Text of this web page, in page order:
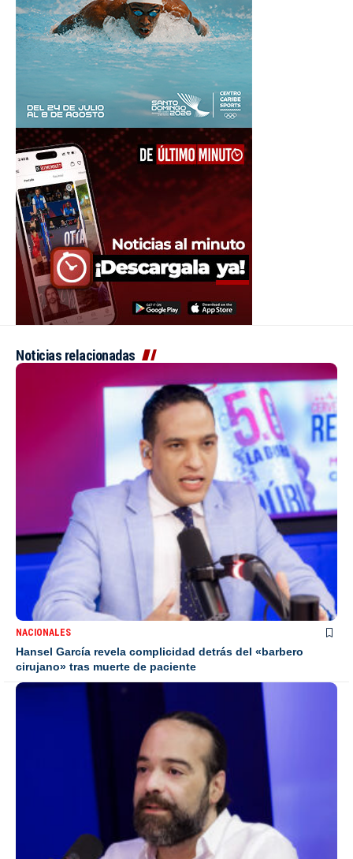
Noticias relacionadas
NACIONALES
Hansel García revela complicidad detrás del «barbero
cirujano» tras muerte de paciente